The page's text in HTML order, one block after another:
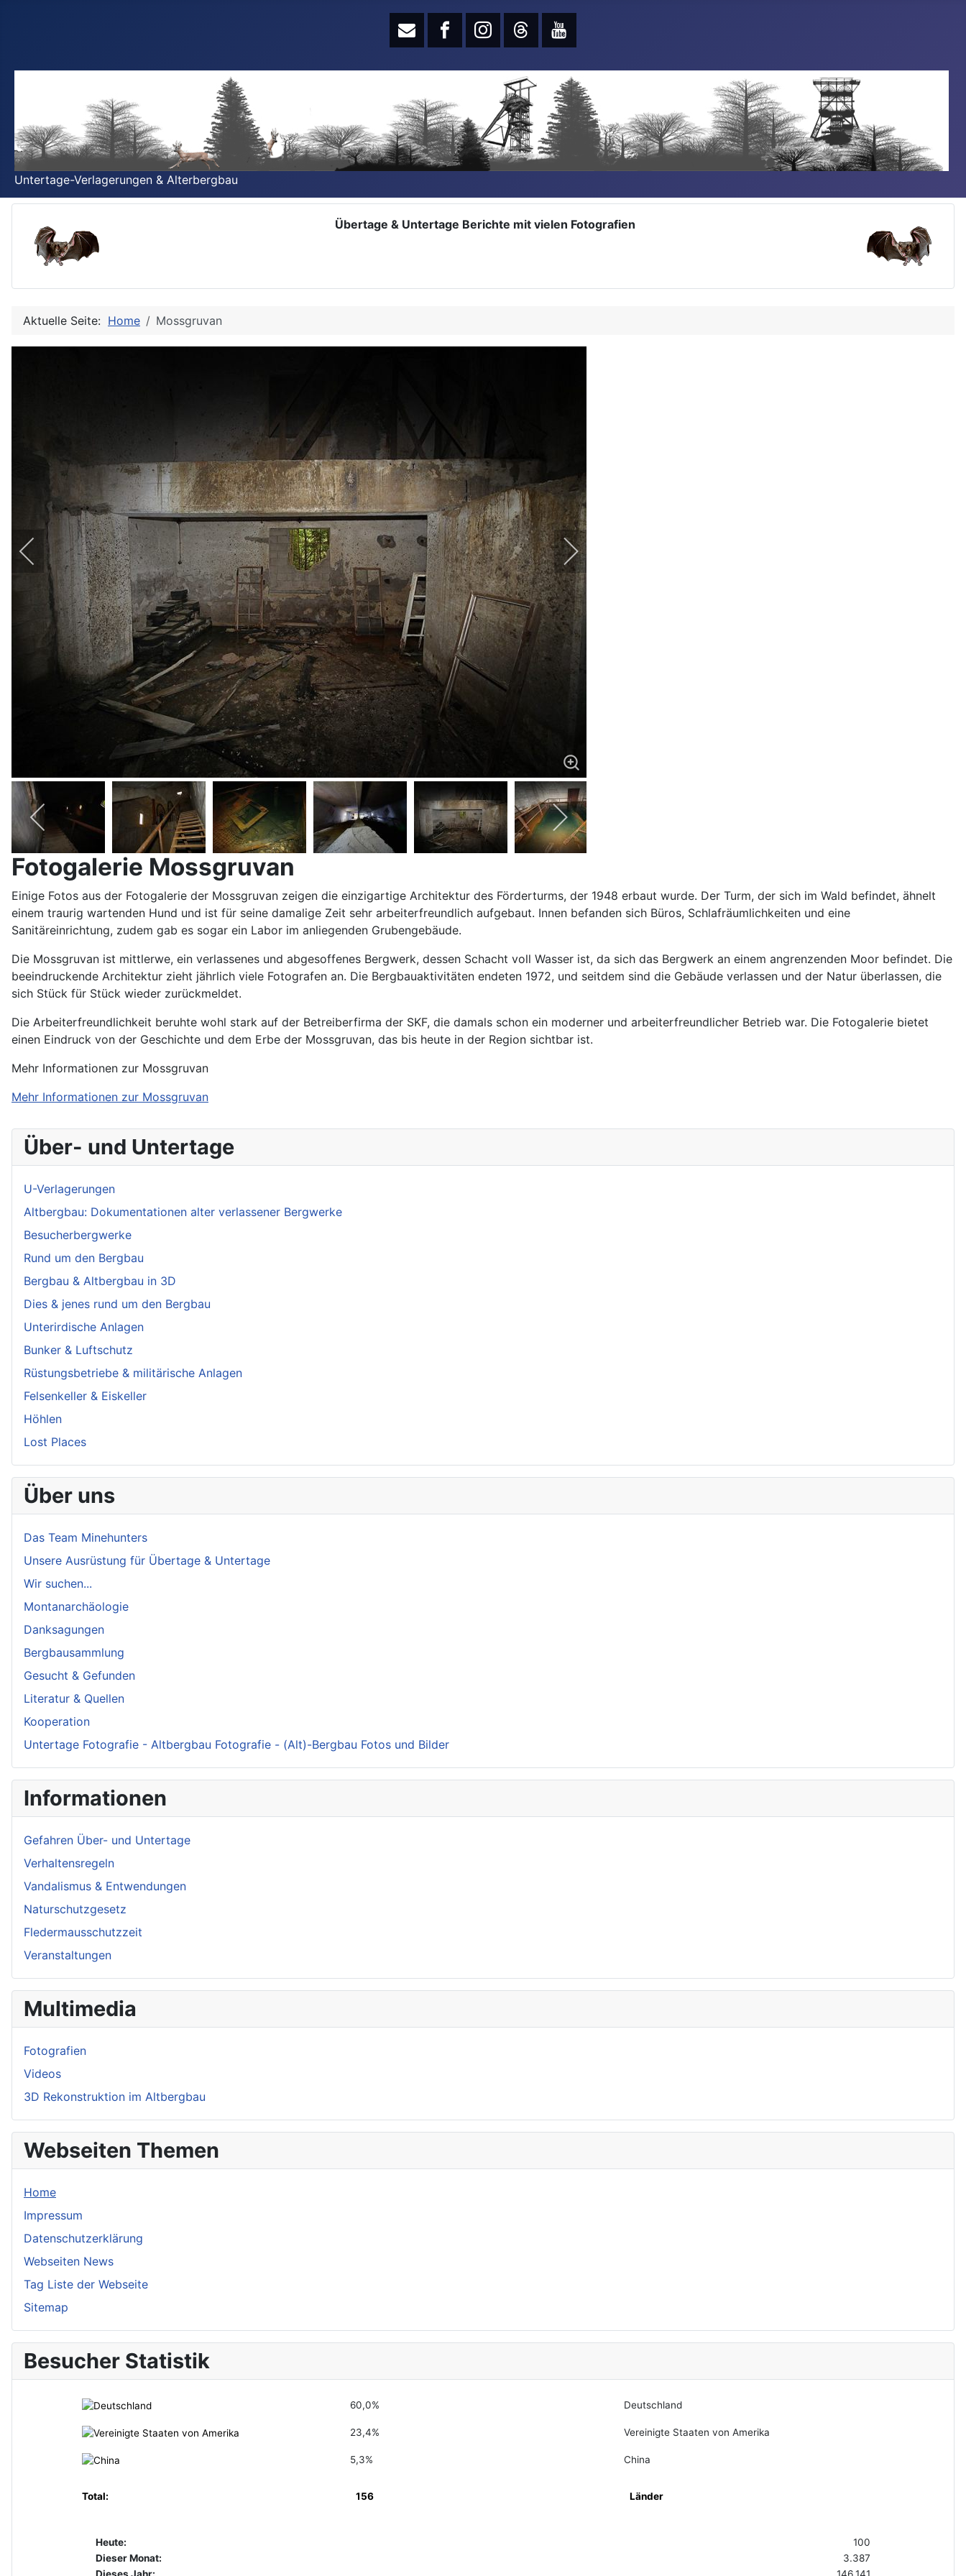
Untertage-Verlagerungen & Alterbergbau
Übertage & Untertage Berichte mit vielen Fotografien
Aktuelle Seite: Home Mossgruvan
Fotogalerie Mossgruvan
Einige Fotos aus der Fotogalerie der Mossgruvan zeigen die einzigartige Architektur des Förderturms, der 1948 erbaut wurde. Der Turm, der sich im Wald befindet, ähnelt
einem traurig wartenden Hund und ist für seine damalige Zeit sehr arbeiterfreundlich aufgebaut. Innen befanden sich Büros, Schlafräumlichkeiten und eine
Sanitäreinrichtung, zudem gab es sogar ein Labor im anliegenden Grubengebäude.
Die Mossgruvan ist mittlerwe, ein verlassenes und abgesoffenes Bergwerk, dessen Schacht voll Wasser ist, da sich das Bergwerk an einem angrenzenden Moor befindet. Die
beeindruckende Architektur zieht jährlich viele Fotografen an. Die Bergbauaktivitäten endeten 1972, und seitdem sind die Gebäude verlassen und der Natur überlassen, die
sich Stück für Stück wieder zurückmeldet.
Die Arbeiterfreundlichkeit beruhte wohl stark auf der Betreiberfirma der SKF, die damals schon ein moderner und arbeiterfreundlicher Betrieb war. Die Fotogalerie bietet
einen Eindruck von der Geschichte und dem Erbe der Mossgruvan, das bis heute in der Region sichtbar ist.
Mehr Informationen zur Mossgruvan
Mehr Informationen zur Mossgruvan
Über- und Untertage
U-Verlagerungen
Altbergbau: Dokumentationen alter verlassener Bergwerke
Besucherbergwerke
Rund um den Bergbau
Bergbau & Altbergbau in 3D
Dies & jenes rund um den Bergbau
Unterirdische Anlagen
Bunker & Luftschutz
Rüstungsbetriebe & militärische Anlagen
Felsenkeller & Eiskeller
Höhlen
Lost Places
Über uns
Das Team Minehunters
Unsere Ausrüstung für Übertage & Untertage
Wir suchen...
Montanarchäologie
Danksagungen
Bergbausammlung
Gesucht & Gefunden
Literatur & Quellen
Kooperation
Untertage Fotografie - Altbergbau Fotografie - (Alt)-Bergbau Fotos und Bilder
Informationen
Gefahren Über- und Untertage
Verhaltensregeln
Vandalismus & Entwendungen
Naturschutzgesetz
Fledermausschutzzeit
Veranstaltungen
Multimedia
Fotografien
Videos
3D Rekonstruktion im Altbergbau
Webseiten Themen
Home
Impressum
Datenschutzerklärung
Webseiten News
Tag Liste der Webseite
Sitemap
Besucher Statistik
60,0% Deutschland
23,4% Vereinigte Staaten von Amerika
5,3% China
Total: 156 Länder
Heute:
100
Dieser Monat:
3.387
Dieses Jahr:
146.141